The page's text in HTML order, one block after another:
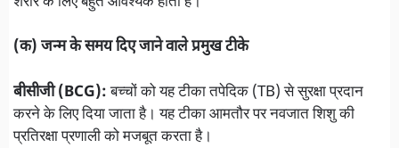
(क) जन्म के समय दिए जाने वाले प्रमुख टीके
बीसीजी (BCG):बच्चों को यह टीका तपेदिक (TB) से सुरक्षा प्रदान
करने के लिए दिया जाता है। यह टीका आमतौर पर नवजात शिशु की
प्रतिरक्षा प्रणाली को मजबूत करता है।